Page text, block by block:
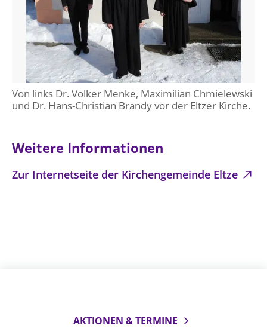
Von links Dr. Volker Menke, Maximilian Chmielewski
und Dr. Hans-Christian Brandy vor der Eltzer Kirche.
Weitere Informationen
Zur Internetseite der Kirchengemeinde Eltze
AKTIONEN & TERMINE